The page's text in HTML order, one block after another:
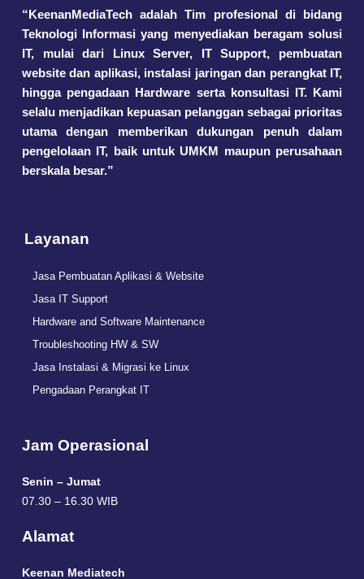
“KeenanMediaTech adalah Tim profesional di bidang
Teknologi Informasi yang menyediakan beragam solusi
IT, mulai dari Linux Server, IT Support, pembuatan
website dan aplikasi, instalasi jaringan dan perangkat IT,
hingga pengadaan Hardware serta konsultasi IT. Kami
selalu menjadikan kepuasan pelanggan sebagai prioritas
utama dengan memberikan dukungan penuh dalam
pengelolaan IT, baik untuk UMKM maupun perusahaan
berskala besar.”
Layanan
Jasa Pembuatan Aplikasi & Website
Jasa IT Support
Hardware and Software Maintenance
Troubleshooting HW & SW
Jasa Instalasi & Migrasi ke Linux
Pengadaan Perangkat IT
Jam Operasional
Senin – Jumat
07.30 – 16.30 WIB
Alamat
Keenan Mediatech